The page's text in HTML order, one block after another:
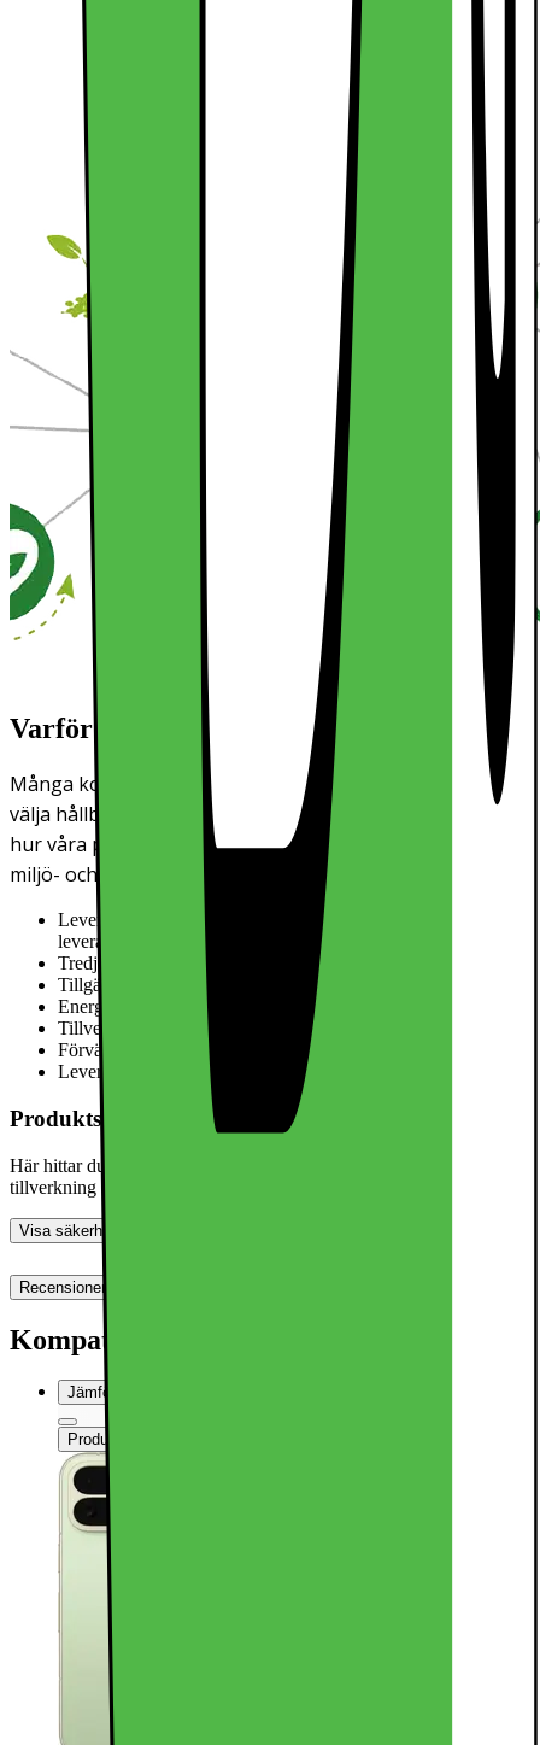
Varför publicerar vi miljöparametrar?
Många konsumenter kanske tycker att det är svårt att
välja hållbart. På Elgiganten vill vi göra det lättare att se
hur våra produkter har producerats och vilken typ av
miljö- och klimatpåverkan de har.
Leverantörens EcoVadis score
Information saknas från
leverantör
Tredje parts miljögodkännande
Inget godkännande
Tillgängliga reservdelar i år
Information saknas från leverantör
Energimärkning
Tillverkad i
Vietnam
Förväntad livslängd i år
Information saknas från leverantör
Leverantörens beräkning av förväntad livslängd,
Produktsäkerhetsinformation
Här hittar du information om allmän produktsäkerhet och
tillverkning
Visa säkerhetsinformation
Recensioner (0)
Kompatibel med
Jämför
Produktinformationsblad